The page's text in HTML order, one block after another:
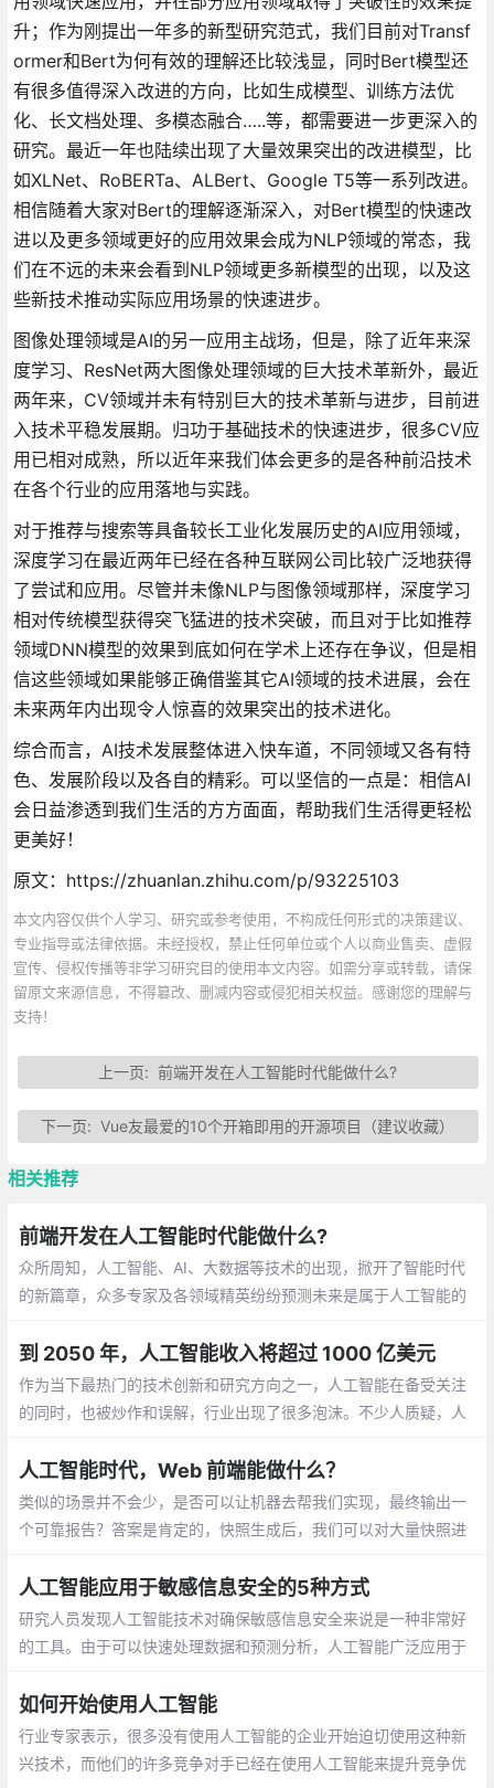
升；作为刚提出一年多的新型研究范式，我们目前对Transf
ormer和Bert为何有效的理解还比较浅显，同时Bert模型还
有很多值得深入改进的方向，比如生成模型、训练方法优
化、长文档处理、多模态融合…..等，都需要进一步更深入的
研究。最近一年也陆续出现了大量效果突出的改进模型，比
如XLNet、RoBERTa、ALBert、Google T5等一系列改进。
相信随着大家对Bert的理解逐渐深入，对Bert模型的快速改
进以及更多领域更好的应用效果会成为NLP领域的常态，我
们在不远的未来会看到NLP领域更多新模型的出现，以及这
些新技术推动实际应用场景的快速进步。
图像处理领域是AI的另一应用主战场，但是，除了近年来深
度学习、ResNet两大图像处理领域的巨大技术革新外，最近
两年来，CV领域并未有特别巨大的技术革新与进步，目前进
入技术平稳发展期。归功于基础技术的快速进步，很多CV应
用已相对成熟，所以近年来我们体会更多的是各种前沿技术
在各个行业的应用落地与实践。
对于推荐与搜索等具备较长工业化发展历史的AI应用领域，
深度学习在最近两年已经在各种互联网公司比较广泛地获得
了尝试和应用。尽管并未像NLP与图像领域那样，深度学习
相对传统模型获得突飞猛进的技术突破，而且对于比如推荐
领域DNN模型的效果到底如何在学术上还存在争议，但是相
信这些领域如果能够正确借鉴其它AI领域的技术进展，会在
未来两年内出现令人惊喜的效果突出的技术进化。
综合而言，AI技术发展整体进入快车道，不同领域又各有特
色、发展阶段以及各自的精彩。可以坚信的一点是：相信AI
会日益渗透到我们生活的方方面面，帮助我们生活得更轻松
更美好！
原文：https://zhuanlan.zhihu.com/p/93225103
本文内容仅供个人学习、研究或参考使用，不构成任何形式的决策建议、
专业指导或法律依据。未经授权，禁止任何单位或个人以商业售卖、虚假
宣传、侵权传播等非学习研究目的使用本文内容。如需分享或转载，请保
留原文来源信息，不得篡改、删减内容或侵犯相关权益。感谢您的理解与
支持！
上一页:前端开发在人工智能时代能做什么?
下一页:Vue友最爱的10个开箱即用的开源项目（建议收藏）
相关推荐
前端开发在人工智能时代能做什么?
众所周知，人工智能、AI、大数据等技术的出现，掀开了智能时代
的新篇章，众多专家及各领域精英纷纷预测未来是属于人工智能的
么呢?
到 2050 年，人工智能收入将超过 1000 亿美元
作为当下最热门的技术创新和研究方向之一，人工智能在备受关注
的同时，也被炒作和误解，行业出现了很多泡沫。不少人质疑，人
去之后，AI 落地、商业化还有多大的空间？
人工智能时代，Web 前端能做什么？
类似的场景并不会少，是否可以让机器去帮我们实现，最终输出一
个可靠报告？答案是肯定的，快照生成后，我们可以对大量快照进
机视觉方面的数据分析，最终输出结果
人工智能应用于敏感信息安全的5种方式
研究人员发现人工智能技术对确保敏感信息安全来说是一种非常好
的工具。由于可以快速处理数据和预测分析，人工智能广泛应用于
如何开始使用人工智能
行业专家表示，很多没有使用人工智能的企业开始迫切使用这种新
兴技术，而他们的许多竞争对手已经在使用人工智能来提升竞争优